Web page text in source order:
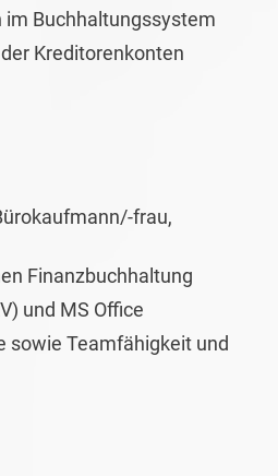
Buchhaltungssystem
Kreditorenkonten
frau,
Finanzbuchhaltung
und MS Office
sowie Teamfähigkeit und